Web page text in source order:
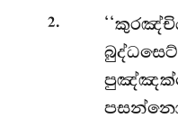
2.